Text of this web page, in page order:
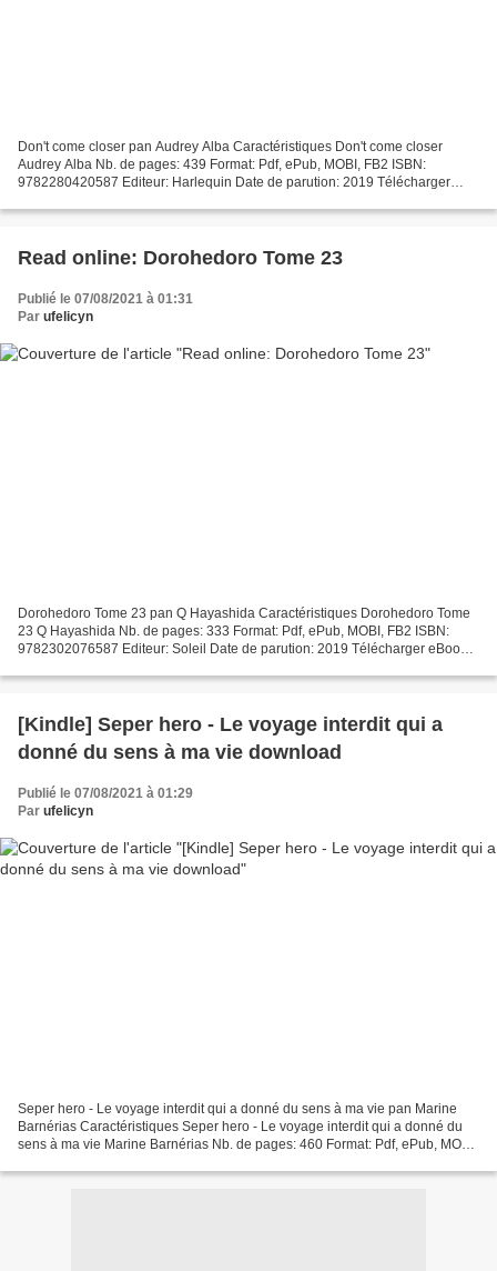
Don't come closer pan Audrey Alba Caractéristiques Don't come closer
Audrey Alba Nb. de pages: 439 Format: Pdf, ePub, MOBI, FB2 ISBN:
9782280420587 Editeur: Harlequin Date de parution: 2019 Télécharger
Read online: Dorohedoro Tome 23
Publié le 07/08/2021 à 01:31
Par ufelicyn
Dorohedoro Tome 23 pan Q Hayashida Caractéristiques Dorohedoro Tome
23 Q Hayashida Nb. de pages: 333 Format: Pdf, ePub, MOBI, FB2 ISBN:
9782302076587 Editeur: Soleil Date de parution: 2019 Télécharger eBook
[Kindle] Seper hero - Le voyage interdit qui a
donné du sens à ma vie download
Publié le 07/08/2021 à 01:29
Par ufelicyn
Seper hero - Le voyage interdit qui a donné du sens à ma vie pan Marine
Barnérias Caractéristiques Seper hero - Le voyage interdit qui a donné du
sens à ma vie Marine Barnérias Nb. de pages: 460 Format: Pdf, ePub, MOBI,